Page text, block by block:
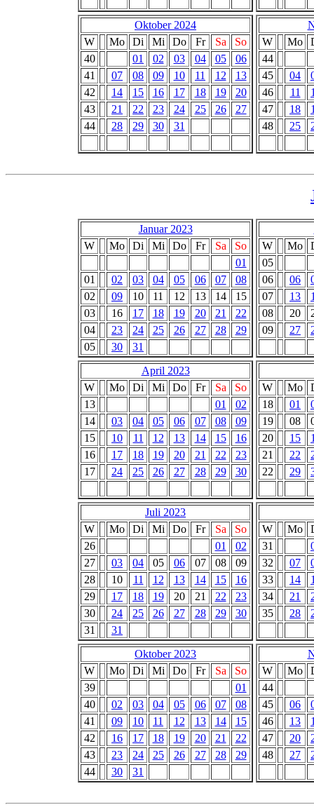
Oktober 2024
W
Mo Di Mi Do Fr Sa
So
40
01 02 03 04 05
06
41
07 08 09 10 11 12
13
42
14 15 16 17 18 19
20
43
21 22 23 24 25 26
27
44
28 29 30 31
W
Mo
44
45
04
46
11
47
18
48
25
Januar 2023
W
Mo Di Mi Do Fr Sa
So
01
01
02 03 04 05 06 07
08
02
09 10 11 12 13 14
15
03
16 17 18 19 20 21
22
04
23 24 25 26 27 28
29
05
30 31
W
Mo
05
06
06
07
13
08
20
09
27
April 2023
W
Mo Di Mi Do Fr Sa
So
13
01
02
14
03 04 05 06 07 08
09
15
10 11 12 13 14 15
16
16
17 18 19 20 21 22
23
17
24 25 26 27 28 29 30
W Mo
18
01
19
08
20
15
21
22
22
29
Juli 2023
W
Mo Di Mi Do Fr Sa
So
26
01
02
27
03 04 05 06 07 08
09
28
10 11 12 13 14 15
16
29
17 18 19 20 21 22
23
30
24 25 26 27 28 29
30
31
31
W Mo
31
32
07
33
14
34
21
35
28
Oktober 2023
W
Mo Di Mi Do Fr Sa
So
39
01
40
02 03 04 05 06 07
08
41
09 10 11 12 13 14
15
42
16 17 18 19 20 21
22
43
23 24 25 26 27 28
29
44
30 31
W
Mo
44
45
06
46
13
47
20
48
27